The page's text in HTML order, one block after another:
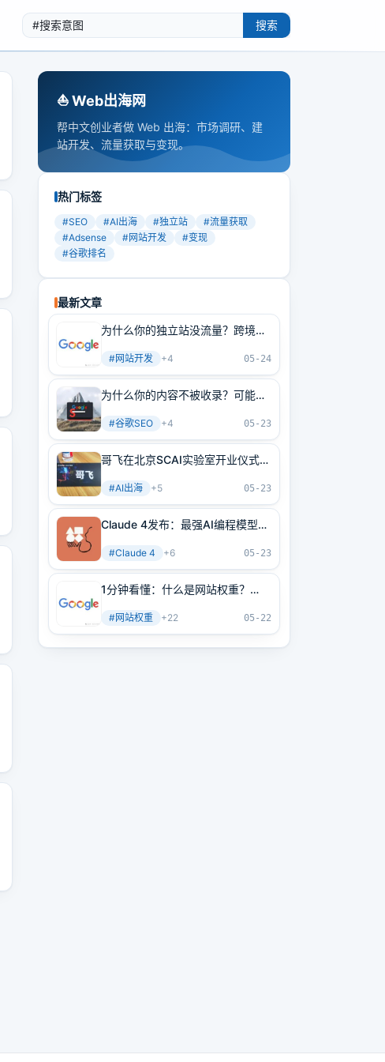
搜索
⛵️ Web出海网
帮中文创业者做 Web 出海：市场调研、建
站开发、流量获取与变现。
热门标签
#SEO #AI出海 #独立站 #流量获取
#Adsense #网站开发 #变现
#谷歌排名
最新文章
为什么你的独立站没流量？跨境卖
#网站开发 +4 05-24
为什么你的内容不被收录？可能是
方法
#谷歌SEO +4 05-23
哥飞在北京SCAI实验室开业仪式上
#AI出海 +5 05-23
Claude 4发布：最强AI编程模型
#Claude 4 +6 05-23
1分钟看懂：什么是网站权重？
南（原创不易）
#网站权重 +22 05-22